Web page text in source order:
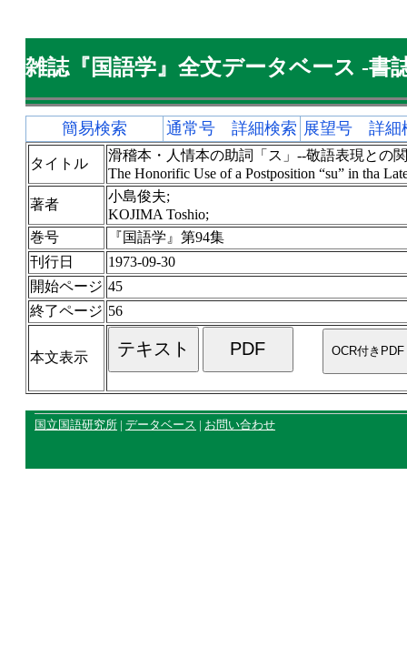
雑誌『国語学』全文データベース -書
簡易検索 通常号 詳細検索 展望号 詳細
タイトル
滑稽本・人情本の助詞「ス」--敬語表現との
The Honorific Use of a Postposition “su” in tha
著者
小島俊夫;
KOJIMA Toshio;
巻号
『国語学』第94集
刊行日
1973-09-30
開始ページ 45
終了ページ 56
本文表示
国立国語研究所 | データベース | お問い合わせ